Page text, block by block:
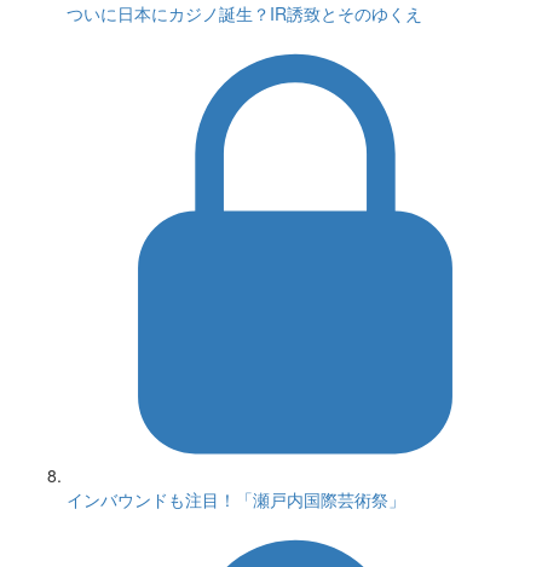
ついに日本にカジノ誕生？IR誘致とそのゆくえ
インバウンドも注目！「瀬戸内国際芸術祭」